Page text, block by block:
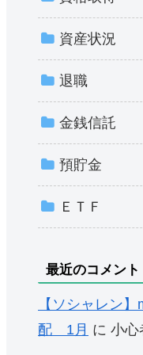
資産状況
退職
金銭信託
預貯金
ＥＴＦ
最近のコメント
【ソシャレン
配 1月 に 小心